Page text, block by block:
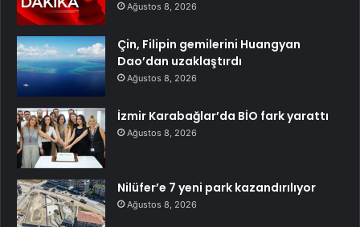
Ağustos 8, 2026
Çin, Filipin gemilerini Huangyan
Dao’dan uzaklaştırdı
Ağustos 8, 2026
İzmir Karabağlar’da BİO fark yarattı
Ağustos 8, 2026
Nilüfer’e 7 yeni park kazandırılıyor
Ağustos 8, 2026